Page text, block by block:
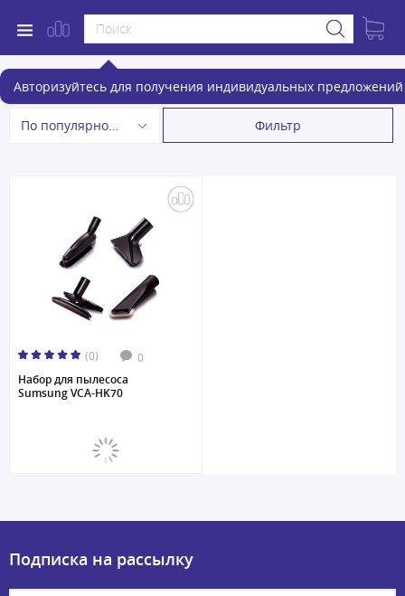
Авторизуйтесь для получения индивидуальных предложений
Насадки для пылесосов
По популярности Фильтр
(0) 0
Набор для пылесоса
Sumsung VCA-HK70
Подписка на рассылку